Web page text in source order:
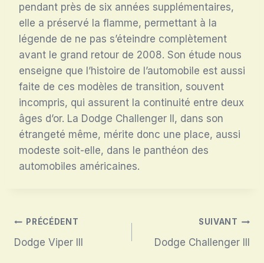
pendant près de six années supplémentaires,
elle a préservé la flamme, permettant à la
légende de ne pas s’éteindre complètement
avant le grand retour de 2008. Son étude nous
enseigne que l’histoire de l’automobile est aussi
faite de ces modèles de transition, souvent
incompris, qui assurent la continuité entre deux
âges d’or. La Dodge Challenger II, dans son
étrangeté même, mérite donc une place, aussi
modeste soit-elle, dans le panthéon des
automobiles américaines.
Navigation
de
PRÉCÉDENT
Dodge Viper III
SUIVANT
Dodge Challenger III